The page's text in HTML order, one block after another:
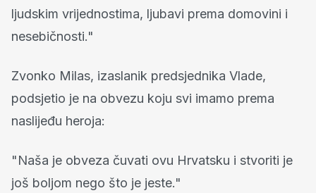
ljudskim vrijednostima, ljubavi prema domovini i
nesebičnosti."
Zvonko Milas, izaslanik predsjednika Vlade,
podsjetio je na obvezu koju svi imamo prema
naslijeđu heroja:
"Naša je obveza čuvati ovu Hrvatsku i stvoriti je
još boljom nego što je jeste."